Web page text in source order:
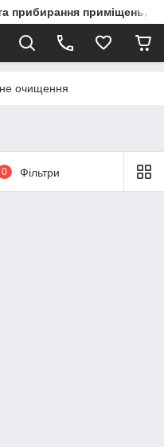
прибирання приміщень,
очищення
0 Фільтри